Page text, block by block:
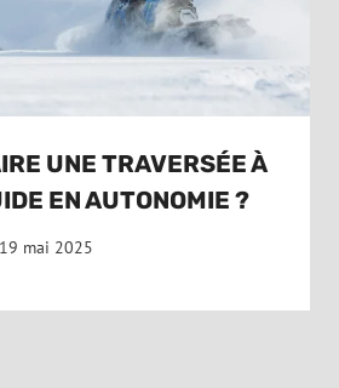
UNE TRAVERSÉE À
EN AUTONOMIE ?
19 mai 2025